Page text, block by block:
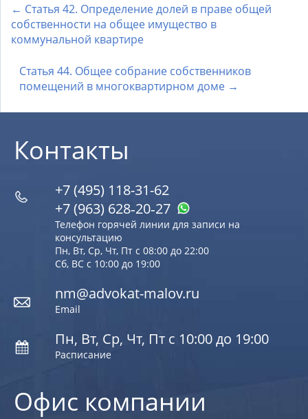
← Статья 42. Определение долей в праве общей
собственности на общее имущество в
коммунальной квартире
Статья 44. Общее собрание собственников
помещений в многоквартирном доме →
Офис компании
Контакты
+7 (495) 118-31-62
+7 (963) 628‑20‑27
Телефон горячей линии для записи на
консультацию
Пн, Вт, Ср, Чт, Пт с 08:00 до 22:00
Сб, ВС с 10:00 до 19:00
nm@advokat-malov.ru
Email
Пн, Вт, Ср, Чт, Пт с 10:00 до 19:00
Расписание